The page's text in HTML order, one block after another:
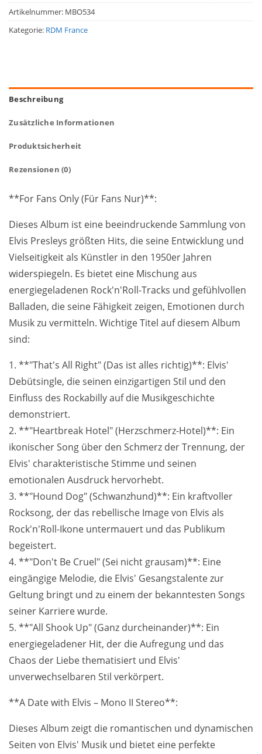
Artikelnummer: MBO534
Kategorie: RDM France
Beschreibung
Zusätzliche Informationen
Produktsicherheit
Rezensionen (0)
**For Fans Only (Für Fans Nur)**:
Dieses Album ist eine beeindruckende Sammlung von
Elvis Presleys größten Hits, die seine Entwicklung und
Vielseitigkeit als Künstler in den 1950er Jahren
widerspiegeln. Es bietet eine Mischung aus
energiegeladenen Rock'n'Roll-Tracks und gefühlvollen
Balladen, die seine Fähigkeit zeigen, Emotionen durch
Musik zu vermitteln. Wichtige Titel auf diesem Album
sind:
1. **"That's All Right" (Das ist alles richtig)**: Elvis'
Debütsingle, die seinen einzigartigen Stil und den
Einfluss des Rockabilly auf die Musikgeschichte
demonstriert.
2. **"Heartbreak Hotel" (Herzschmerz-Hotel)**: Ein
ikonischer Song über den Schmerz der Trennung, der
Elvis' charakteristische Stimme und seinen
emotionalen Ausdruck hervorhebt.
3. **"Hound Dog" (Schwanzhund)**: Ein kraftvoller
Rocksong, der das rebellische Image von Elvis als
Rock'n'Roll-Ikone untermauert und das Publikum
begeistert.
4. **"Don't Be Cruel" (Sei nicht grausam)**: Eine
eingängige Melodie, die Elvis' Gesangstalente zur
Geltung bringt und zu einem der bekanntesten Songs
seiner Karriere wurde.
5. **"All Shook Up" (Ganz durcheinander)**: Ein
energiegeladener Hit, der die Aufregung und das
Chaos der Liebe thematisiert und Elvis'
unverwechselbaren Stil verkörpert.
**A Date with Elvis – Mono II Stereo**:
Dieses Album zeigt die romantischen und dynamischen
Seiten von Elvis' Musik und bietet eine perfekte